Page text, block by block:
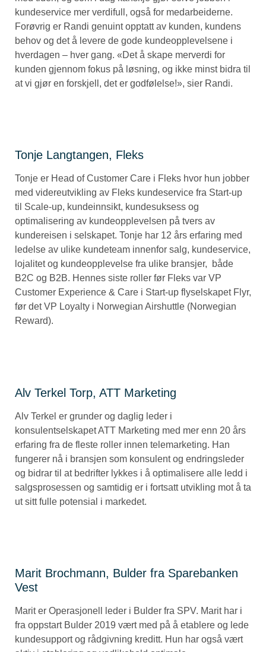
kundeservice mer verdifull, også for medarbeiderne.
Forøvrig er Randi genuint opptatt av kunden, kundens
behov og det å levere de gode kundeopplevelsene i
hverdagen – hver gang. «Det å skape merverdi for
kunden gjennom fokus på løsning, og ikke minst bidra til
at vi gjør en forskjell, det er godfølelse!», sier Randi.
Tonje Langtangen, Fleks
Tonje er Head of Customer Care i Fleks hvor hun jobber
med videreutvikling av Fleks kundeservice fra Start-up
til Scale-up, kundeinnsikt, kundesuksess og
optimalisering av kundeopplevelsen på tvers av
kundereisen i selskapet. Tonje har 12 års erfaring med
ledelse av ulike kundeteam innenfor salg, kundeservice,
lojalitet og kundeopplevelse fra ulike bransjer, både
B2C og B2B. Hennes siste roller før Fleks var VP
Customer Experience & Care i Start-up flyselskapet Flyr,
før det VP Loyalty i Norwegian Airshuttle (Norwegian
Reward).
Alv Terkel Torp, ATT Marketing
Alv Terkel er grunder og daglig leder i
konsulentselskapet ATT Marketing med mer enn 20 års
erfaring fra de fleste roller innen telemarketing. Han
fungerer nå i bransjen som konsulent og endringsleder
og bidrar til at bedrifter lykkes i å optimalisere alle ledd i
salgsprosessen og samtidig er i fortsatt utvikling mot å ta
ut sitt fulle potensial i markedet.
Marit Brochmann, Bulder fra Sparebanken
Vest
Marit er Operasjonell leder i Bulder fra SPV. Marit har i
fra oppstart Bulder 2019 vært med på å etablere og lede
kundesupport og rådgivning kreditt. Hun har også vært